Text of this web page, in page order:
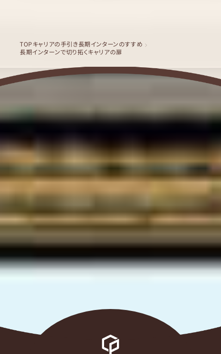
TOPキャリアの手引き長期インターンのすすめ
長期インターンで切り拓くキャリアの扉